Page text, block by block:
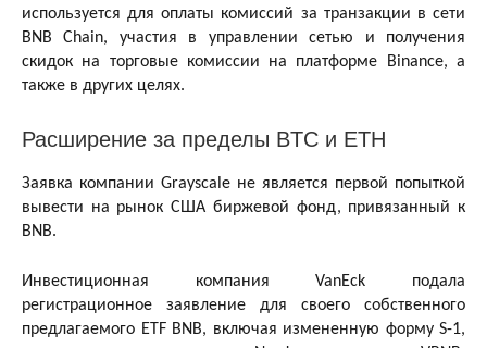
используется для оплаты комиссий за транзакции в сети
BNB Chain, участия в управлении сетью и получения
скидок на торговые комиссии на платформе Binance, а
также в других целях.
Расширение за пределы BTC и ETH
Заявка компании Grayscale не является первой попыткой
вывести на рынок США биржевой фонд, привязанный к
BNB.
Инвестиционная компания VanEck подала
регистрационное заявление для своего собственного
предлагаемого ETF BNB, включая измененную форму S-1,